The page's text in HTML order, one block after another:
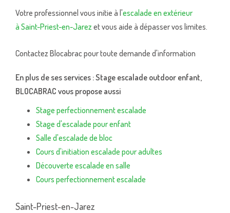
Votre professionnel vous initie à l'escalade en extérieur
à Saint-Priest-en-Jarezet vous aide à dépasser vos limites.
Contactez Blocabrac pour toute demande d'information
En plus de ses services :Stage escalade outdoor enfant,
BLOCABRAC vous propose aussi
Stage perfectionnement escalade
Stage d'escalade pour enfant
Salle d'escalade de bloc
Cours d'initiation escalade pour adultes
Découverte escalade en salle
Cours perfectionnement escalade
Saint-Priest-en-Jarez